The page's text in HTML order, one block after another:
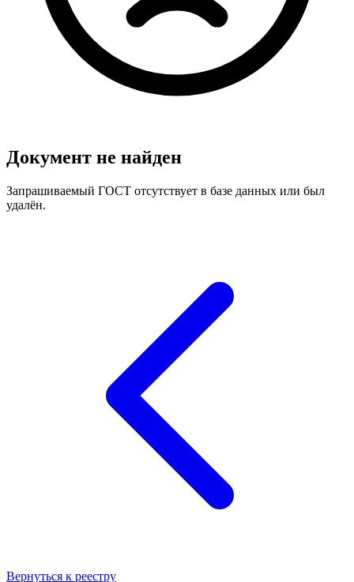
Документ не найден
Запрашиваемый ГОСТ отсутствует в базе данных или был
удалён.
Вернуться к реестру